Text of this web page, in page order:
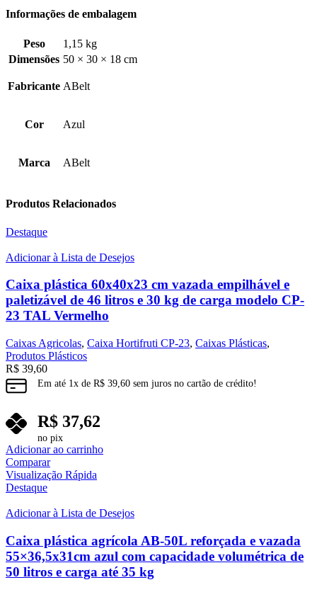
Informações de embalagem
Peso
1,15 kg
Dimensões 50 × 30 × 18 cm
Fabricante ABelt
Cor Azul
Marca ABelt
Produtos Relacionados
Destaque
Adicionar à Lista de Desejos
Caixa plástica 60x40x23 cm vazada empilhável e
paletizável de 46 litros e 30 kg de carga modelo CP-
23 TAL Vermelho
Caixas Agricolas, Caixa Hortifruti CP-23, Caixas Plásticas,
Produtos Plásticos
R$ 39,60
Em até 1x de R$ 39,60 sem juros no cartão de crédito!
R$ 37,62
no pix
Adicionar ao carrinho
Comparar
Visualização Rápida
Destaque
Adicionar à Lista de Desejos
Caixa plástica agrícola AB-50L reforçada e vazada
55×36,5x31cm azul com capacidade volumétrica de
50 litros e carga até 35 kg